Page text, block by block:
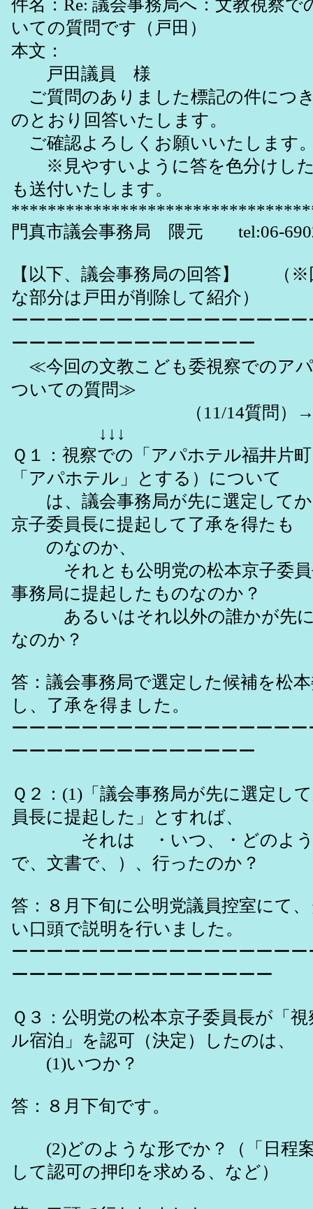
件名：Re: 議会事務局へ：文教視察で
いての質問です（戸田）
本文：
戸田議員 様
ご質問のありました標記の件につ
のとおり回答いたします。
ご確認よろしくお願いいたします
※見やすいように答を色分けした
も送付いたします。
門真市議会事務局 隈元 tel:06-
【以下、議会事務局の回答】 （※
な部分は戸田が削除して紹介）
ーーーーーーーーーーーーーーーー
ーーーーーーーーーーーーーー
≪今回の文教こども委視察でのア
ついての質問≫
（11/14質問）→11/
↓↓↓
Ｑ１：視察での「アパホテル福井片
「アパホテル」とする）について
は、議会事務局が先に選定してか
京子委員長に提起して了承を得たも
のなのか、
それとも公明党の松本京子委員
事務局に提起したものなのか？
あるいはそれ以外の誰かが先に
なのか？
答：議会事務局で選定した候補を松
し、了承を得ました。
ーーーーーーーーーーーーーーーー
ーーーーーーーーーーーーーー
Ｑ２：(1)「議会事務局が先に選定し
員長に提起した」とすれば、
それは ・いつ、・どのよう
で、文書で、）、行ったのか？
答：８月下旬に公明党議員控室にて
い口頭で説明を行いました。
ーーーーーーーーーーーーーーーー
ーーーーーーーーーーーーーーー
Ｑ３：公明党の松本京子委員長が「
ル宿泊」を認可（決定）したのは、
(1)いつか？
答：８月下旬です。
(2)どのような形でか？（「日程
して認可の押印を求める、など）